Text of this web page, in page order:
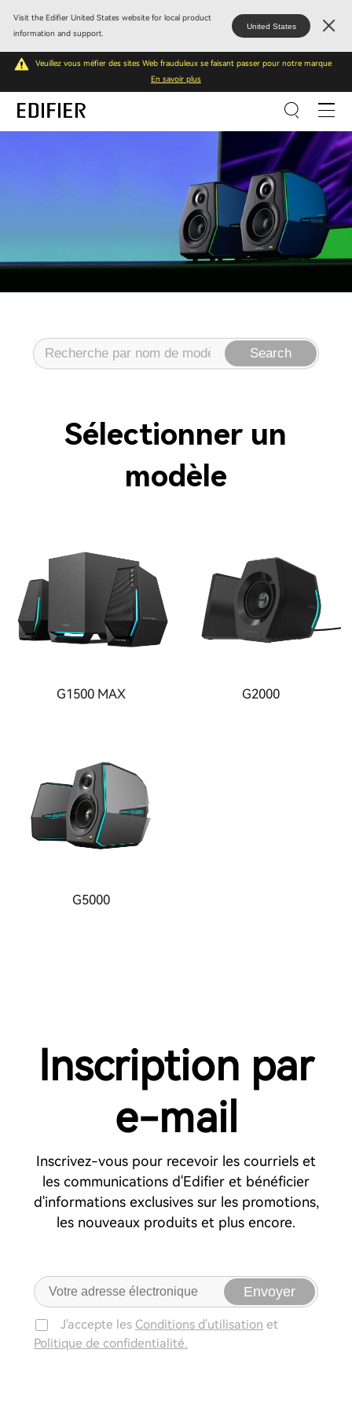
Visit the Edifier United States website for local product
information and support.
United States
Veuillez vous méfier des sites Web frauduleux se faisant passer pour notre marque
En savoir plus
Search
Sélectionner un
modèle
G1500 MAX G2000
G5000
Inscription par
e-mail
Inscrivez-vous pour recevoir les courriels et
les communications d'Edifier et bénéficier
d'informations exclusives sur les promotions,
les nouveaux produits et plus encore.
Envoyer
J'accepte les Conditions d'utilisation et
Politique de confidentialité.